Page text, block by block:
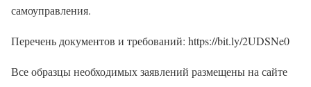
самоуправления.
Перечень документов и требований: https://bit.ly/2UDSNe0
Все образцы необходимых заявлений размещены на сайте